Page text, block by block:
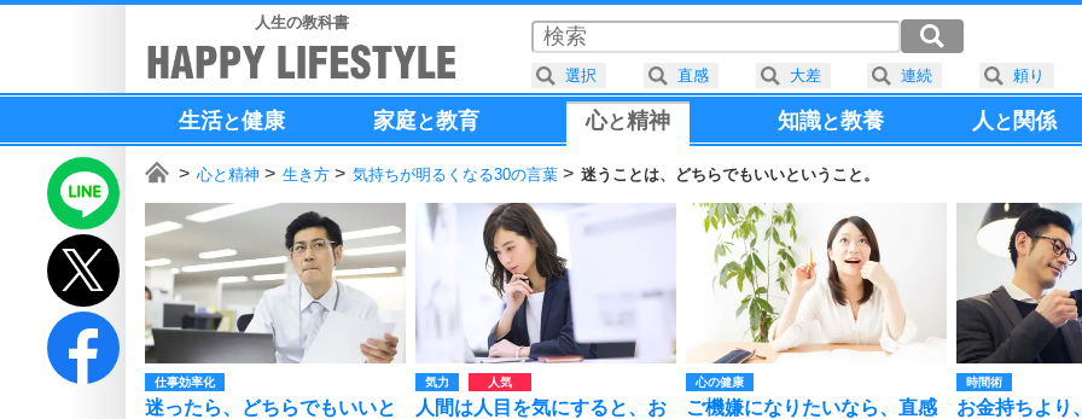
人生の教科書
生活と健康 家庭と教育 心と精神 知識と教養 人と 関係
心と精神 生き方 気持ちが明るくなる30の言葉 迷うことは、どちらでもいいということ。
仕事効率化
迷ったら、どちらでもいいと
気力
人間は人目を気にすると、お
心の健康
ご機嫌になりたいなら、直感
時間術
お金持ちより
選択 直感 大差 連続 頼り